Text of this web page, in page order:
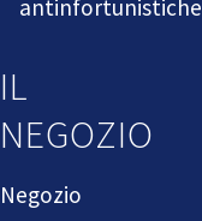
antinfortunistiche
IL
NEGOZIO
Negozio